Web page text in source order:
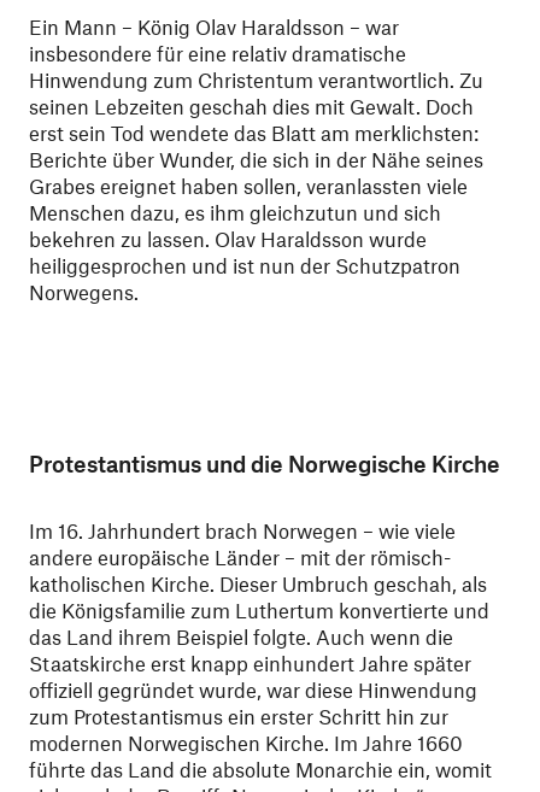
Ein Mann – König Olav Haraldsson – war
insbesondere für eine relativ dramatische
Hinwendung zum Christentum verantwortlich. Zu
seinen Lebzeiten geschah dies mit Gewalt. Doch
erst sein Tod wendete das Blatt am merklichsten:
Berichte über Wunder, die sich in der Nähe seines
Grabes ereignet haben sollen, veranlassten viele
Menschen dazu, es ihm gleichzutun und sich
bekehren zu lassen. Olav Haraldsson wurde
heiliggesprochen und ist nun der Schutzpatron
Norwegens.
Protestantismus und die Norwegische Kirche
Im 16. Jahrhundert brach Norwegen – wie viele
andere europäische Länder – mit der römisch-
katholischen Kirche. Dieser Umbruch geschah, als
die Königsfamilie zum Luthertum konvertierte und
das Land ihrem Beispiel folgte. Auch wenn die
Staatskirche erst knapp einhundert Jahre später
offiziell gegründet wurde, war diese Hinwendung
zum Protestantismus ein erster Schritt hin zur
modernen Norwegischen Kirche. Im Jahre 1660
führte das Land die absolute Monarchie ein, womit